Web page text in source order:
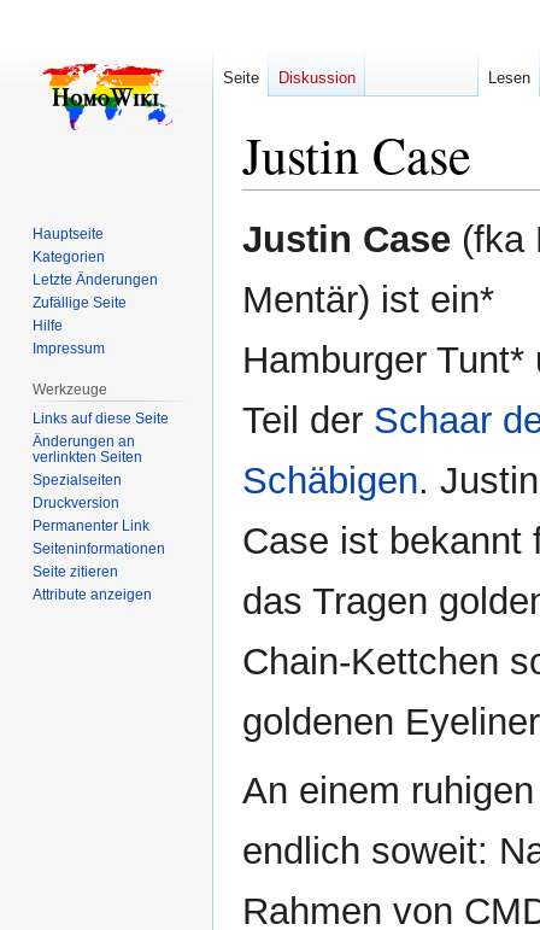
Justin Case
Zur
Navigation
Zur
Suche
Justin Case (fka
Mentär) ist ein*
Hamburger Tunt*
Teil der Schaar
Schäbigen. Justin
Case ist bekannt
das Tragen
Chain-Kettchen
goldenen
An einem
endlich soweit:
Rahmen von
Seite Diskussion Lesen
Hauptseite
Kategorien
Letzte Änderungen
Zufällige Seite
Hilfe
Impressum
Werkzeuge
Links auf diese Seite
Änderungen an
verlinkten Seiten
Spezialseiten
Druckversion
Permanenter Link
Seiten­­informationen
Seite zitieren
Attribute anzeigen